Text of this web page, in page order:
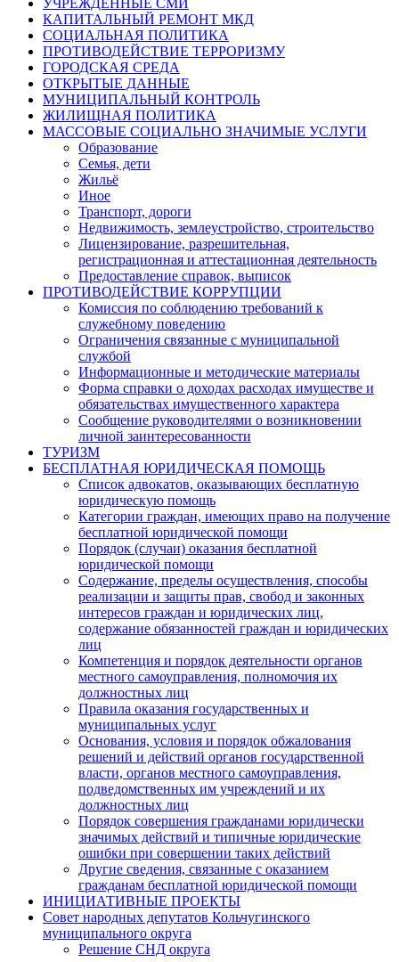
КАПИТАЛЬНЫЙ РЕМОНТ МКД
СОЦИАЛЬНАЯ ПОЛИТИКА
ПРОТИВОДЕЙСТВИЕ ТЕРРОРИЗМУ
ГОРОДСКАЯ СРЕДА
ОТКРЫТЫЕ ДАННЫЕ
МУНИЦИПАЛЬНЫЙ КОНТРОЛЬ
ЖИЛИЩНАЯ ПОЛИТИКА
МАССОВЫЕ СОЦИАЛЬНО ЗНАЧИМЫЕ УСЛУГИ
Образование
Семья, дети
Жильё
Иное
Транспорт, дороги
Недвижимость, землеустройство, строительство
Лицензирование, разрешительная,
регистрационная и аттестационная деятельность
Предоставление справок, выписок
ПРОТИВОДЕЙСТВИЕ КОРРУПЦИИ
Комиссия по соблюдению требований к
служебному поведению
Ограничения связанные с муниципальной
службой
Информационные и методические материалы
Форма справки о доходах расходах имуществе и
обязательствах имущественного характера
Сообщение руководителями о возникновении
личной заинтересованности
ТУРИЗМ
БЕСПЛАТНАЯ ЮРИДИЧЕСКАЯ ПОМОЩЬ
Список адвокатов, оказывающих бесплатную
юридическую помощь
Категории граждан, имеющих право на получение
бесплатной юридической помощи
Порядок (случаи) оказания бесплатной
юридической помощи
Содержание, пределы осуществления, способы
реализации и защиты прав, свобод и законных
интересов граждан и юридических лиц,
содержание обязанностей граждан и юридических
лиц
Компетенция и порядок деятельности органов
местного самоуправления, полномочия их
должностных лиц
Правила оказания государственных и
муниципальных услуг
Основания, условия и порядок обжалования
решений и действий органов государственной
власти, органов местного самоуправления,
подведомственных им учреждений и их
должностных лиц
Порядок совершения гражданами юридически
значимых действий и типичные юридические
ошибки при совершении таких действий
Другие сведения, связанные с оказанием
гражданам бесплатной юридической помощи
ИНИЦИАТИВНЫЕ ПРОЕКТЫ
Совет народных депутатов Кольчугинского
муниципального округа
Решение СНД округа